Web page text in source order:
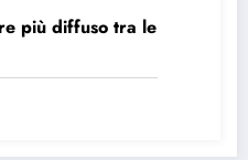
più diffuso tra le